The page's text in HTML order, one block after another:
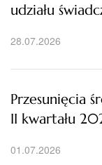
udziału
28.07.2026
Przesunięcia
II kwartału
01.07.2026